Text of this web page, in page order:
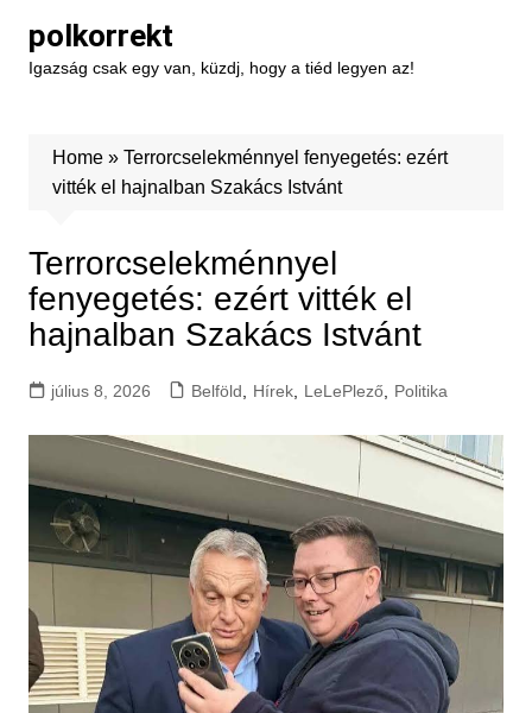
content
polkorrekt
Igazság csak egy van, küzdj, hogy a tiéd legyen az!
Home» Terrorcselekménnyel fenyegetés: ezért
vitték el hajnalban Szakács Istvánt
Terrorcselekménnyel
fenyegetés: ezért vitték el
hajnalban Szakács Istvánt
július 8, 2026 Belföld Hírek, LeLePlező, Politika